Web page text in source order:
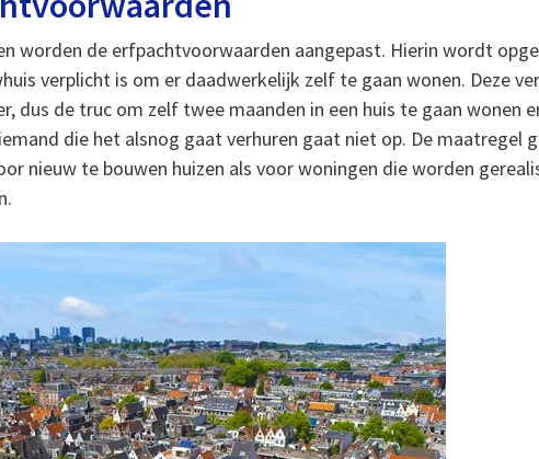
worden de erfpachtvoorwaarden aangepast. Hierin wordt
verplicht is om er daadwerkelijk zelf te gaan wonen. Deze
dus de truc om zelf twee maanden in een huis te gaan wonen
die het alsnog gaat verhuren gaat niet op. De maatregel
nieuw te bouwen huizen als voor woningen die worden